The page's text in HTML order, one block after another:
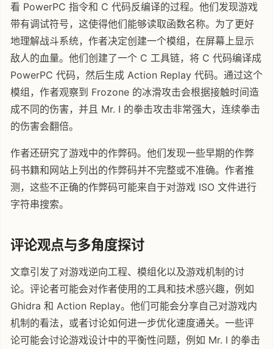
看 PowerPC 指令和 C 代码反编译的过程。他们发现游戏
带有调试符号，这使得他们能够读取函数名称。为了更好
地理解战斗系统，作者决定创建一个模组，在屏幕上显示
敌人的血量。他们创建了一个 C 工具链，将 C 代码编译成
PowerPC 代码，然后生成 Action Replay 代码。通过这个
模组，作者观察到 Frozone 的冰滑攻击会根据接触时间造
成不同的伤害，并且 Mr. I 的拳击攻击非常强大，连续拳击
的伤害会翻倍。
作者还研究了游戏中的作弊码。他们发现一些早期的作弊
码书籍和网站上列出的作弊码并不完整或不准确。作者推
测，这些不正确的作弊码可能来自于对游戏 ISO 文件进行
字符串搜索。
评论观点与多角度探讨
文章引发了对游戏逆向工程、模组化以及游戏机制的讨
论。评论者可能会对作者使用的工具和技术感兴趣，例如
Ghidra 和 Action Replay。他们可能会分享自己对游戏内
机制的看法，或者讨论如何进一步优化速度通关。一些评
论可能会讨论游戏设计中的平衡性问题，例如 Mr. I 的拳击